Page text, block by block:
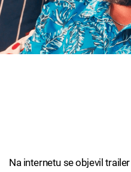
Cool Esport
Pořady
Na internetu se objevil